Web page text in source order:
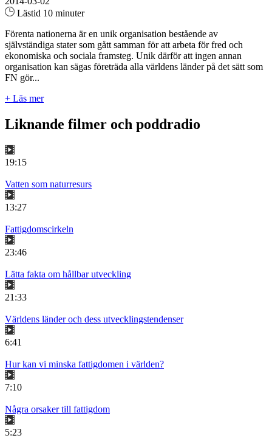
Lästid 10 minuter
Förenta nationerna är en unik organisation bestående av
självständiga stater som gått samman för att arbeta för fred och
ekonomiska och sociala framsteg. Unik därför att ingen annan
organisation kan sägas företräda alla världens länder på det sätt som
FN gör...
+ Läs mer
Liknande filmer och poddradio
19:15
Vatten som naturresurs
13:27
Fattigdomscirkeln
23:46
Lätta fakta om hållbar utveckling
21:33
Världens länder och dess utvecklingstendenser
6:41
Hur kan vi minska fattigdomen i världen?
7:10
Några orsaker till fattigdom
5:23